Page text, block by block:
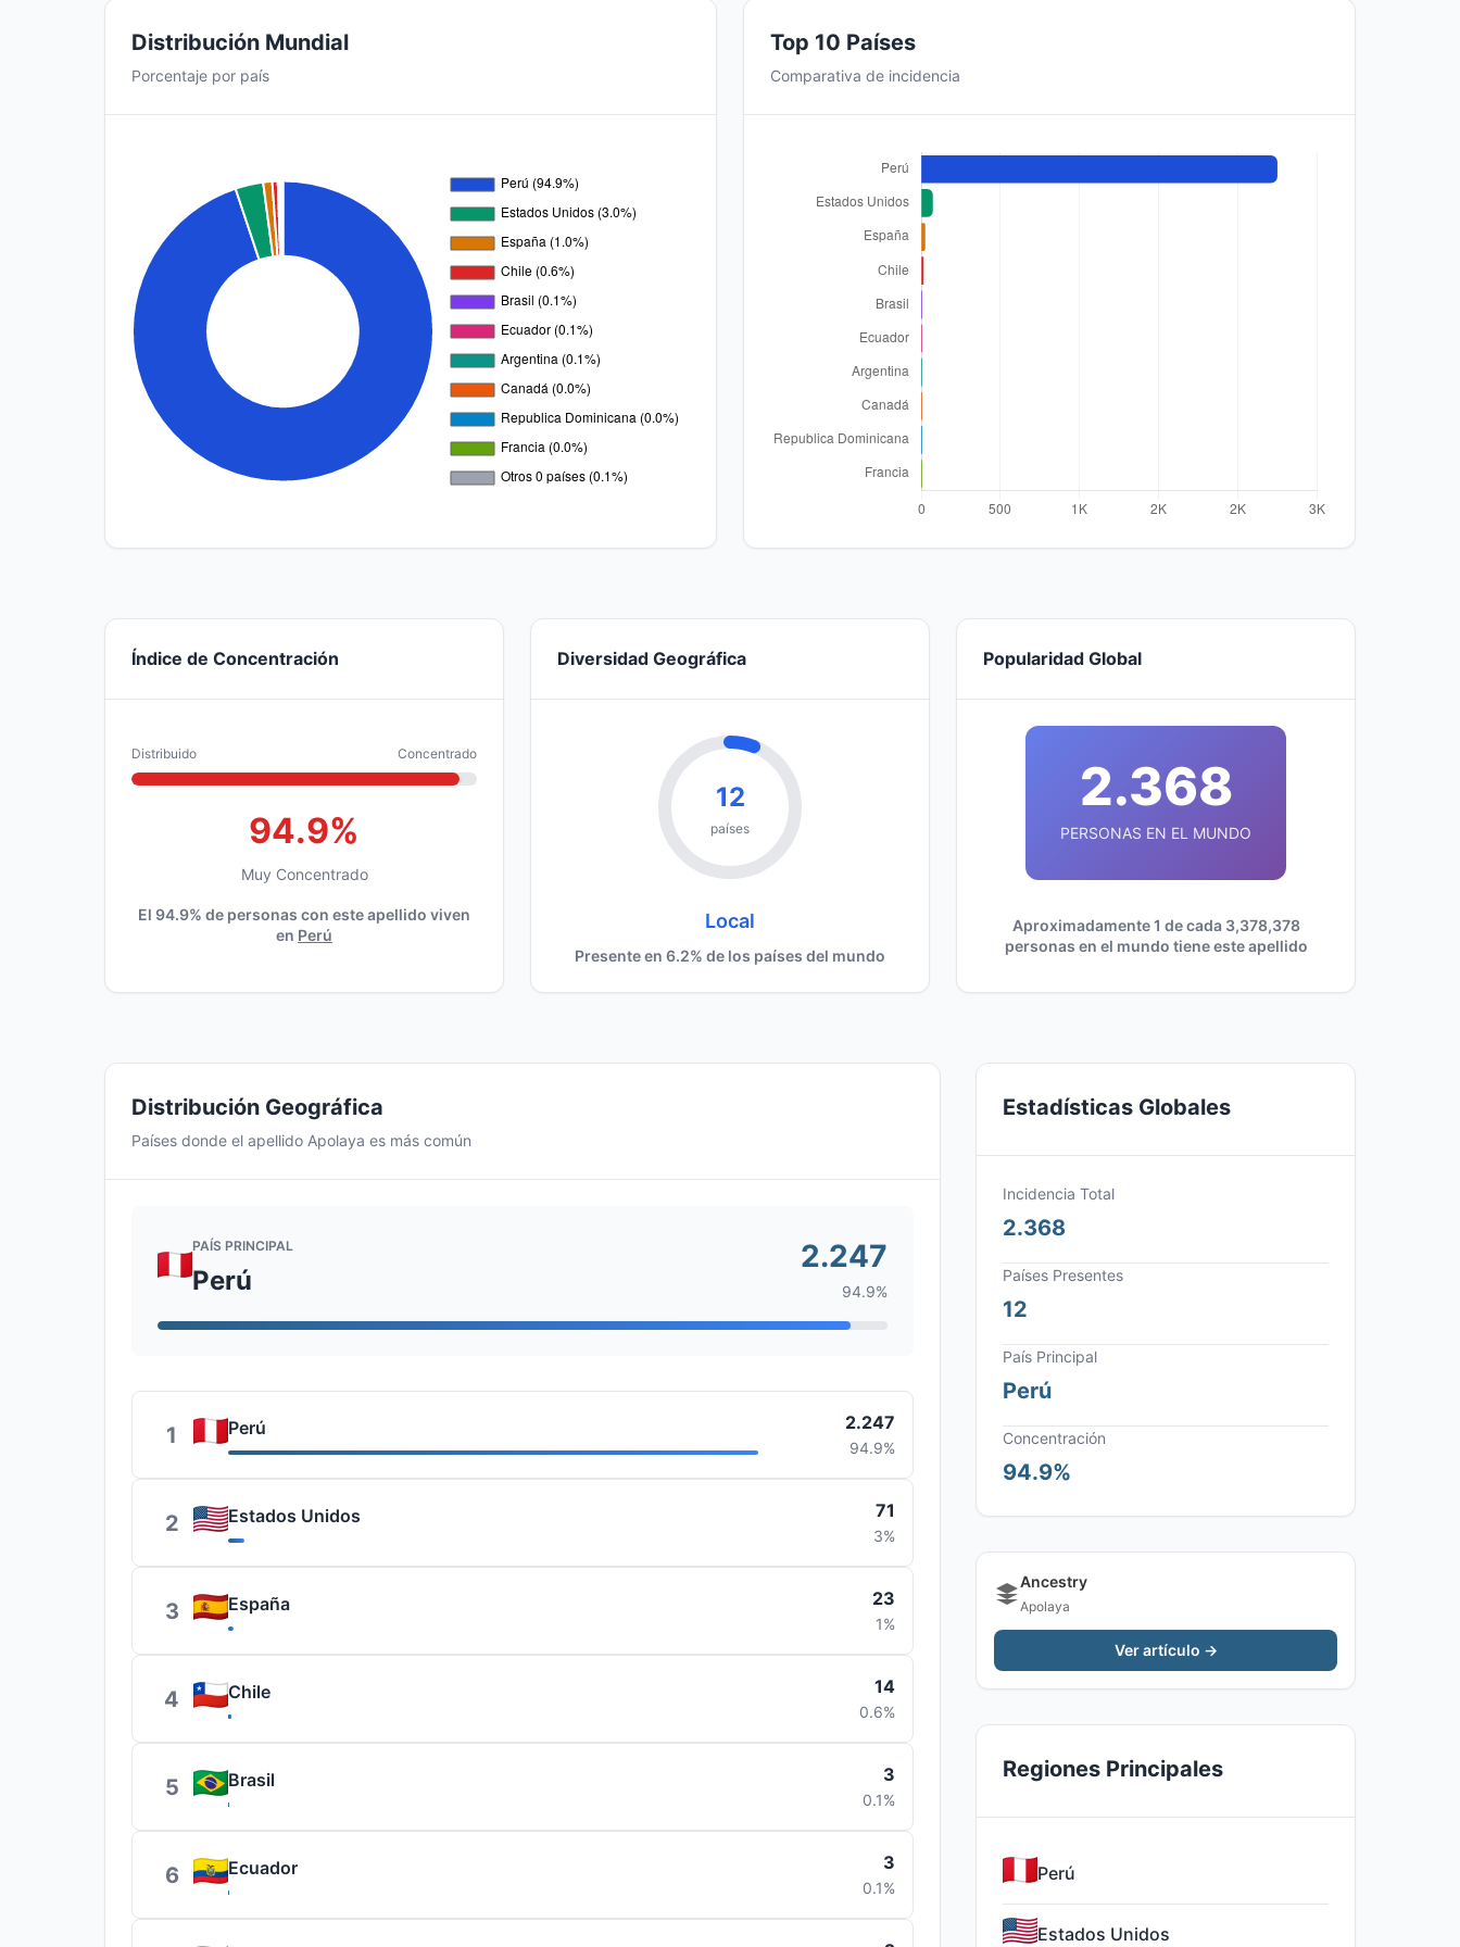
Distribución Mundial
Porcentaje por país
Top 10 Países
Comparativa de incidencia
Índice de Concentración
Distribuido Concentrado
94.9%
Muy Concentrado
El 94.9% de personas con este apellido viven
en Perú
Diversidad Geográfica
12
países
Local
Presente en 6.2% de los países del mundo
Popularidad Global
2.368
PERSONAS EN EL MUNDO
Aproximadamente 1 de cada 3,378,378
personas en el mundo tiene este apellido
Distribución Geográfica
Países donde el apellido Apolaya es más común
PAÍS PRINCIPAL
Perú
2.247
94.9%
1 Perú 2.247
94.9%
2 Estados Unidos 71
3%
3 España 23
1%
4 Chile 14
0.6%
5 Brasil 3
0.1%
6 Ecuador 3
0.1%
Estadísticas Globales
Incidencia Total
2.368
Países Presentes
12
País Principal
Perú
Concentración
94.9%
Ancestry
Apolaya
Ver artículo →
Regiones Principales
Perú
Estados Unidos